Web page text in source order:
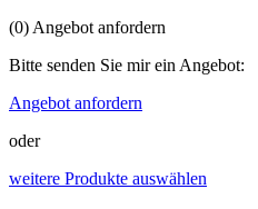
(0) Angebot anfordern
Bitte senden Sie mir ein Angebot:
Angebot anfordern
oder
weitere Produkte auswählen